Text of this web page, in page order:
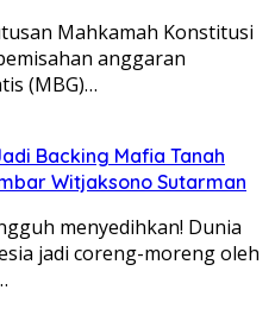
Mahkamah Konstitusi
anggaran
(MBG)…
Backing Mafia Tanah
Witjaksono Sutarman
menyedihkan! Dunia
jadi coreng-moreng oleh